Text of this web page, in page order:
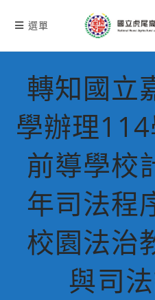
選單
轉知國立
學辦理
前導學校
年司法程
校園法治
與司